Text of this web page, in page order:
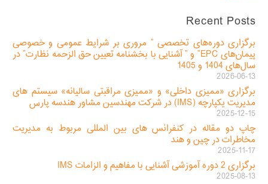
Recent Posts
برگزاری دوره‌های تخصصی ” مروری بر شرایط عمومی و خصوصی
پیمان‌های EPC” و ” آشنایی با بخشنامه تعیین حق الزحمه نظارت” در
سال‌های 1404 و 1405
2026-06-13
برگزاری «ممیزی داخلی» و «ممیزی مراقبتی سالیانه» سیستم های
مدیریت یکپارچه (IMS) در شرکت مهندسین مشاور هندسه پارس
2025-12-15
چاپ دو مقاله در کنفرانس های بین المللی مربوط به مدیریت
مخاطرات در چین و هند
2025-11-17
برگزاری 2 دوره آموزشی آشنایی با مفاهیم و الزامات IMS
2025-08-13